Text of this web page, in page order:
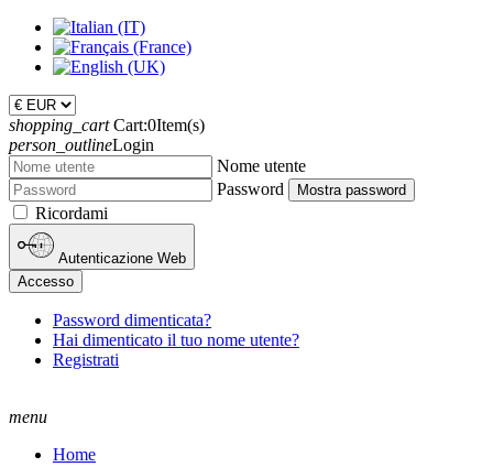
shopping_cart Cart:0Item(s)
person_outlineLogin
Nome utente
Password
Mostra password
Ricordami
Autenticazione Web
Accesso
Password dimenticata?
Hai dimenticato il tuo nome utente?
Registrati
menu
Home